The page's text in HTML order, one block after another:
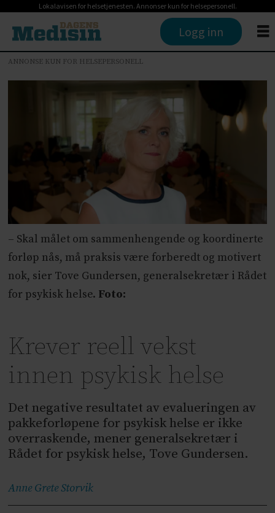
Lokalavisen for helsetjenesten. Annonser kun for helsepersonell.
Logg inn
ANNONSE KUN FOR HELSEPERSONELL
– Skal målet om sammenhengende og koordinerte
forløp nås, må praksis være forberedt og motivert
nok, sier Tove Gundersen, generalsekretær i Rådet
for psykisk helse. Foto:
Krever reell vekst
innen psykisk helse
Det negative resultatet av evalueringen av
pakkeforløpene for psykisk helse er ikke
overraskende, mener generalsekretær i
Rådet for psykisk helse, Tove Gundersen.
Anne Grete Storvik